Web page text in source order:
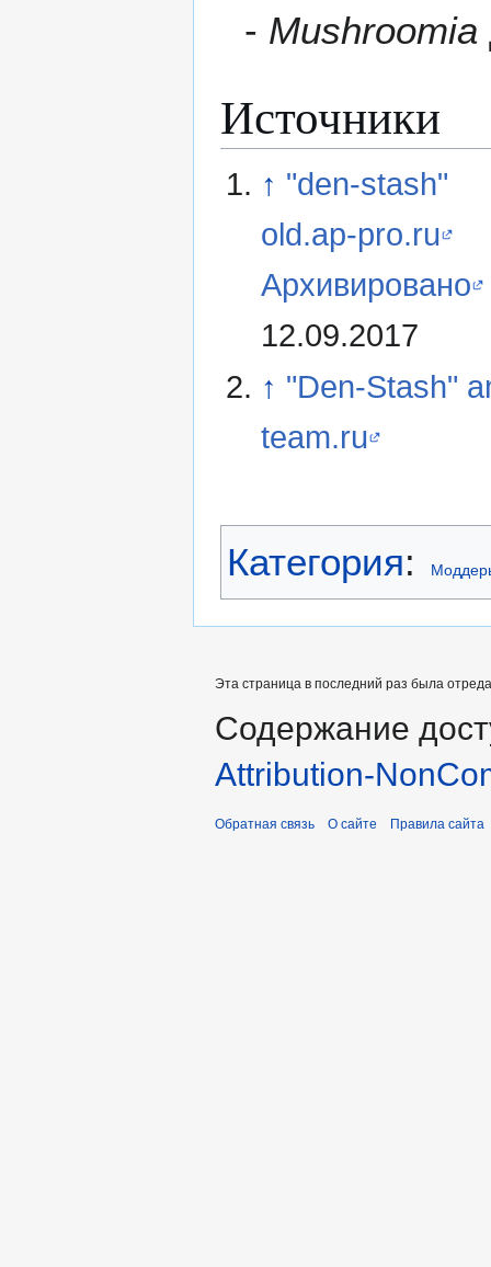
- Mushroomia
Источники
↑ "den-stash"
old.ap-pro.ru
Архивировано
12.09.2017
↑ "Den-Stash"
team.ru
Категория:
Эта страница в последний раз была
Содержание
Attribution-
Обратная связь О сайте Правила сайта